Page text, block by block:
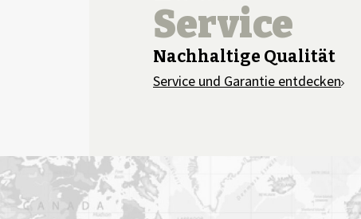
Service
Nachhaltige Qualität
Service und Garantie entdecken